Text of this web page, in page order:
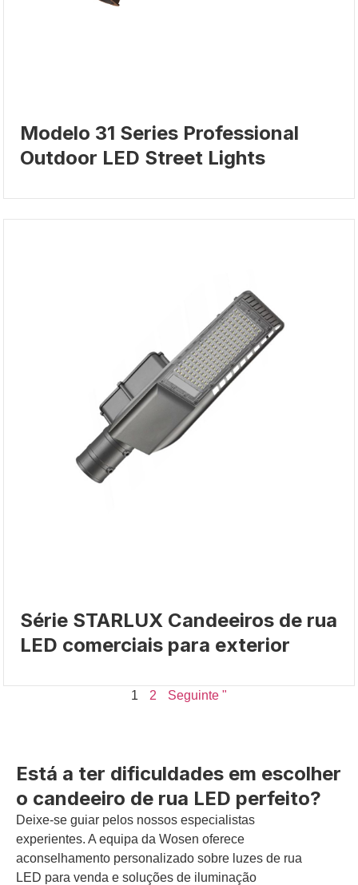
Modelo 31 Series Professional
Outdoor LED Street Lights
Série STARLUX Candeeiros de rua
LED comerciais para exterior
1 2 Seguinte "
Está a ter dificuldades em escolher
o candeeiro de rua LED perfeito?
Deixe-se guiar pelos nossos especialistas
experientes. A equipa da Wosen oferece
aconselhamento personalizado sobre luzes de rua
LED para venda e soluções de iluminação